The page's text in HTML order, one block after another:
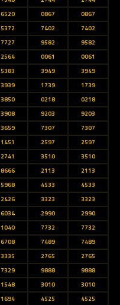
6520 0867
0867
5372 7402
7402
7727 9582
9582
2564 0061
0061
5383 3949
3949
3939 1739
1739
3850 0218
0218
3908 9203
9203
3659 7307
7307
1451 2597
2597
2741 3510
3510
8666 2113
2113
5968 4533
4533
2426 3323
3323
6034 2990
2990
1040 7732
7732
6708 7489
7489
3335 2765
2765
7329 9888
9888
1548 3010
3010
1694 4525
4525